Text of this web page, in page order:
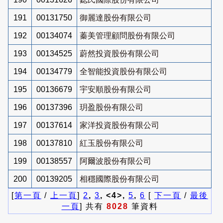
191 00131750 御麗達股份有限公司
192 00134074 蓁美管理顧問股份有限公司
193 00134525 蔚然投資股份有限公司
194 00134779 全智能投資股份有限公司
195 00136679 宇安順股份有限公司
196 00137396 玥盈股份有限公司
197 00137614 家洋投資股份有限公司
198 00137810 紅玉股份有限公司
199 00138557 阿爾波股份有限公司
200 00139205
相穩國際股份有限公司
[第一頁 / 上一頁] 2 , 3, <4>, 5, 6 [ 下一頁 / 最後
一頁] 共有 8028 筆資料